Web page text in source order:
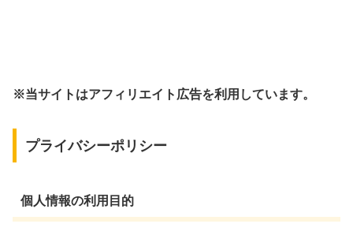
※当サイトはアフィリエイト広告を利用しています。
プライバシーポリシー
個人情報の利用目的